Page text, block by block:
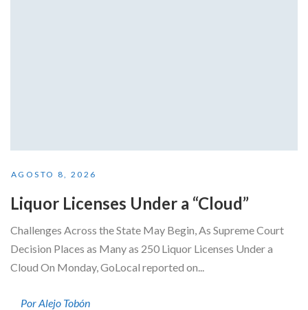
AGOSTO 8, 2026
Liquor Licenses Under a “Cloud”
Challenges Across the State May Begin, As Supreme Court
Decision Places as Many as 250 Liquor Licenses Under a
Cloud On Monday, GoLocal reported on...
Por Alejo Tobón